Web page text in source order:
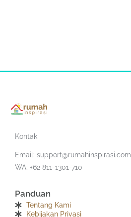
Kontak
Email: support@rumahinspirasi.com
WA: +62 811-1301-710
Panduan
Tentang Kami
Kebijakan Privasi